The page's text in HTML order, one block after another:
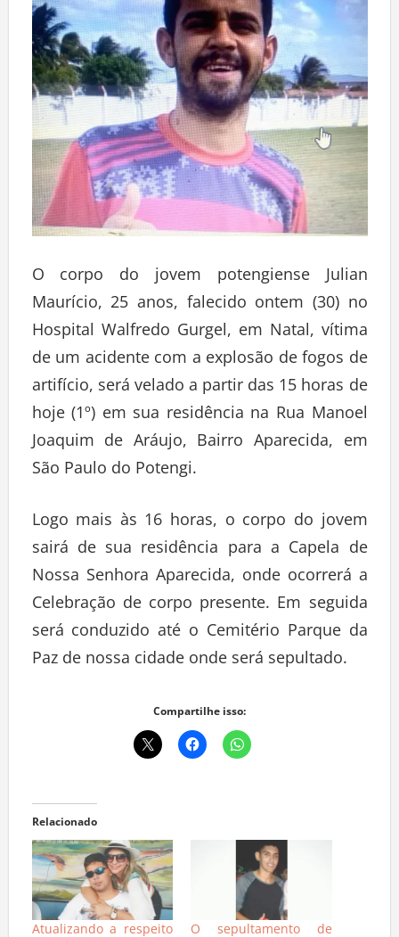
O corpo do jovem potengiense Julian
Maurício, 25 anos, falecido ontem (30) no
Hospital Walfredo Gurgel, em Natal, vítima
de um acidente com a explosão de fogos de
artifício, será velado a partir das 15 horas de
hoje (1º) em sua residência na Rua Manoel
Joaquim de Aráujo, Bairro Aparecida, em
São Paulo do Potengi.
Logo mais às 16 horas, o corpo do jovem
sairá de sua residência para a Capela de
Nossa Senhora Aparecida, onde ocorrerá a
Celebração de corpo presente. Em seguida
será conduzido até o Cemitério Parque da
Paz de nossa cidade onde será sepultado.
Compartilhe isso:
Relacionado
Atualizando a respeito
O sepultamento de